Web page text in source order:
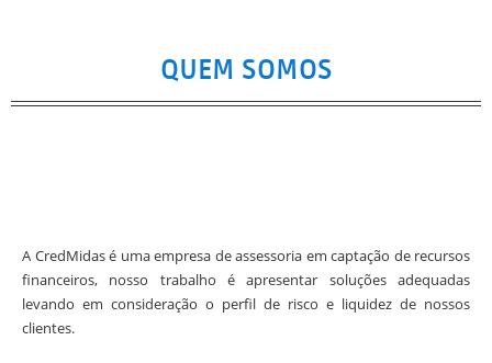
QUEM SOMOS
A CredMidas é uma empresa de assessoria em captação de recursos
financeiros, nosso trabalho é apresentar soluções adequadas
levando em consideração o perfil de risco e liquidez de nossos
clientes.